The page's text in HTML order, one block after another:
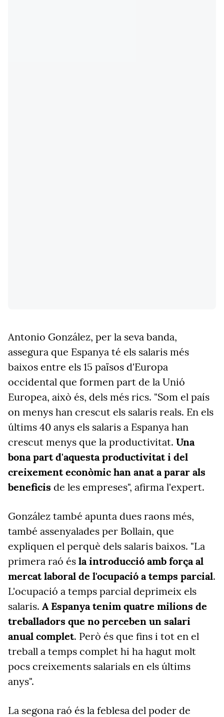
Antonio González, per la seva banda,
assegura que Espanya té els salaris més
baixos entre els 15 països d'Europa
occidental que formen part de la Unió
Europea, això és, dels més rics. "Som el país
on menys han crescut els salaris reals. En els
últims 40 anys els salaris a Espanya han
crescut menys que la productivitat. Una
bona part d'aquesta productivitat i del
creixement econòmic han anat a parar als
beneficis de les empreses", afirma l'expert.
González també apunta dues raons més,
també assenyalades per Bollain, que
expliquen el perquè dels salaris baixos. "La
primera raó és la introducció amb força al
mercat laboral de l'ocupació a temps parcial.
L'ocupació a temps parcial deprimeix els
salaris. A Espanya tenim quatre milions de
treballadors que no perceben un salari
anual complet. Però és que fins i tot en el
treball a temps complet hi ha hagut molt
pocs creixements salarials en els últims
anys".
La segona raó és la feblesa del poder de